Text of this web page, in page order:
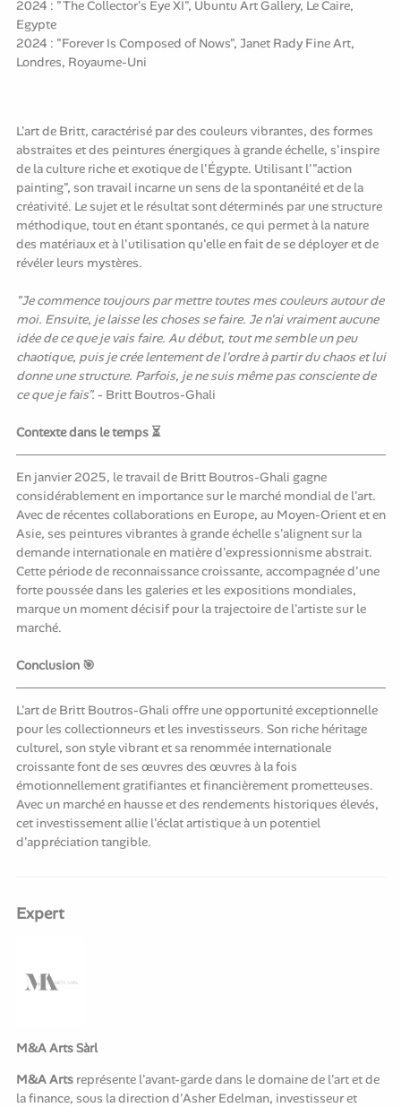
2024 : "The Collector's Eye XI", Ubuntu Art Gallery, Le Caire,
Egypte
2024 : "Forever Is Composed of Nows", Janet Rady Fine Art,
Londres, Royaume-Uni
L'art de Britt, caractérisé par des couleurs vibrantes, des formes
abstraites et des peintures énergiques à grande échelle, s'inspire
de la culture riche et exotique de l'Égypte. Utilisant l'"action
painting", son travail incarne un sens de la spontanéité et de la
créativité. Le sujet et le résultat sont déterminés par une structure
méthodique, tout en étant spontanés, ce qui permet à la nature
des matériaux et à l'utilisation qu'elle en fait de se déployer et de
révéler leurs mystères.
"Je commence toujours par mettre toutes mes couleurs autour de
moi. Ensuite, je laisse les choses se faire. Je n'ai vraiment aucune
idée de ce que je vais faire. Au début, tout me semble un peu
chaotique, puis je crée lentement de l'ordre à partir du chaos et lui
donne une structure. Parfois, je ne suis même pas consciente de
ce que je fais". - Britt Boutros-Ghali
Contexte dans le temps ⏳
En janvier 2025, le travail de Britt Boutros-Ghali gagne
considérablement en importance sur le marché mondial de l'art.
Avec de récentes collaborations en Europe, au Moyen-Orient et en
Asie, ses peintures vibrantes à grande échelle s'alignent sur la
demande internationale en matière d'expressionnisme abstrait.
Cette période de reconnaissance croissante, accompagnée d'une
forte poussée dans les galeries et les expositions mondiales,
marque un moment décisif pour la trajectoire de l'artiste sur le
marché.
Conclusion 🎯
L'art de Britt Boutros-Ghali offre une opportunité exceptionnelle
pour les collectionneurs et les investisseurs. Son riche héritage
culturel, son style vibrant et sa renommée internationale
croissante font de ses œuvres des œuvres à la fois
émotionnellement gratifiantes et financièrement prometteuses.
Avec un marché en hausse et des rendements historiques élevés,
cet investissement allie l'éclat artistique à un potentiel
d'appréciation tangible.
Expert
M&A Arts Sàrl
M&A Artsreprésente l'avant-garde dans le domaine de l'art et de
la finance, sous la direction d'Asher Edelman, investisseur et